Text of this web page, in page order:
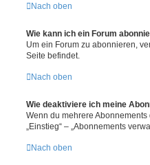
Nach oben
Wie kann ich ein Forum
Um ein Forum zu abonnieren,
Seite befindet.
Nach oben
Wie deaktiviere ich meine
Wenn du mehrere
„Einstieg“ – „Abonnements
Nach oben